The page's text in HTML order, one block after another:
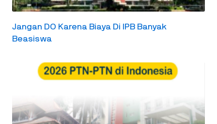
Jangan DO Karena Biaya Di IPB Banyak
Beasiswa